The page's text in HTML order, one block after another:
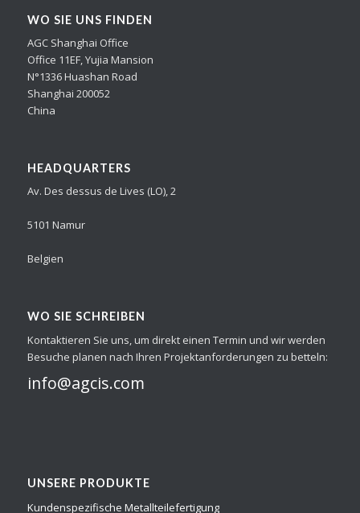
WO SIE UNS FINDEN
AGC Shanghai Office
Office 11EF, Yujia Mansion
N°1336 Huashan Road
Shanghai 200052
China
HEADQUARTERS
Av. Des dessus de Lives (LO), 2
5101 Namur
Belgien
WO SIE SCHREIBEN
Kontaktieren Sie uns, um direkt einen Termin und wir werden
Besuche planen nach Ihren Projektanforderungen zu betteln:
info@agcis.com
UNSERE PRODUKTE
Kundenspezifische Metallteilefertigung